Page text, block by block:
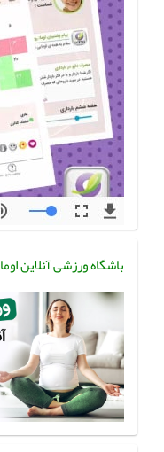
باشگاه ورزشی آنلاین اوما